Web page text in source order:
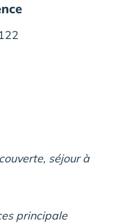
séjour à
principale